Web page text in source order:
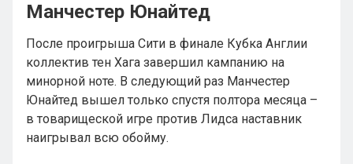
Манчестер Юнайтед
После проигрыша Сити в финале Кубка Англии
коллектив тен Хага завершил кампанию на
минорной ноте. В следующий раз Манчестер
Юнайтед вышел только спустя полтора месяца –
в товарищеской игре против Лидса наставник
наигрывал всю обойму.